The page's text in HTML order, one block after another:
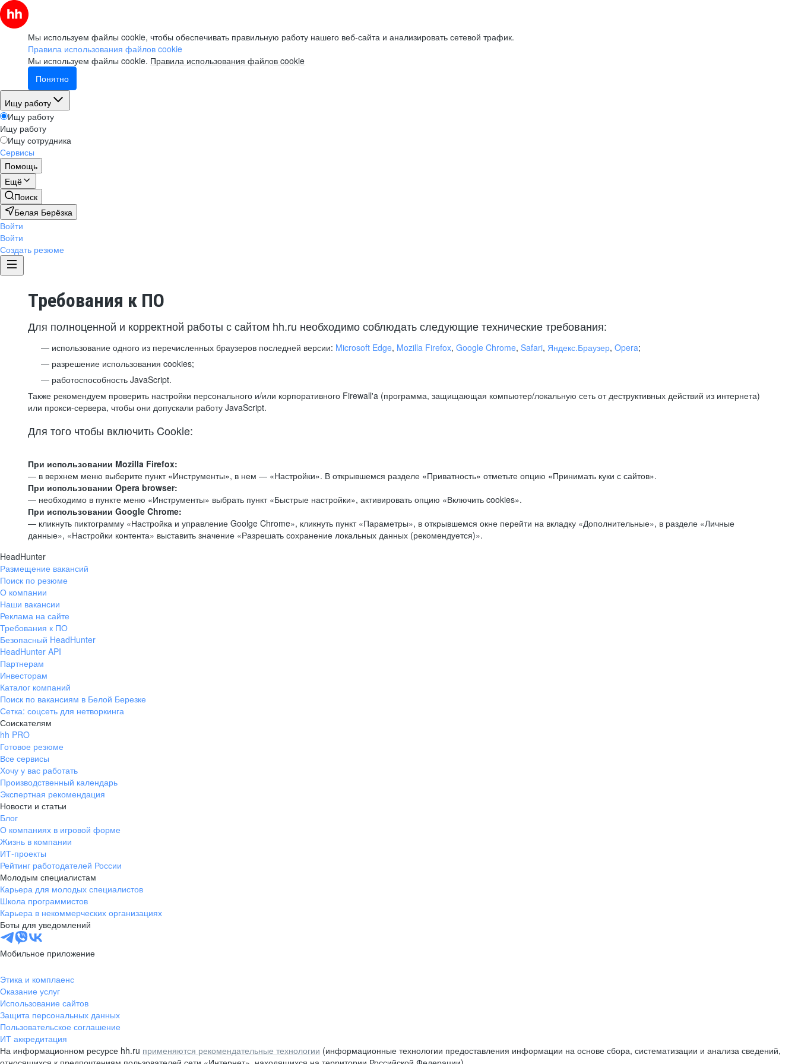
Мы используем файлы cookie, чтобы обеспечивать правильную работу нашего веб-сайта и анализировать сетевой трафик.
Правила использования файлов cookie
Мы используем файлы cookie. Правила использования файлов cookie
Понятно
Ищу работу
Ищу работу
Ищу работу
Ищу сотрудника
Сервисы
Помощь
Ещё
Поиск
Белая Берёзка
Войти
Войти
Создать резюме
Требования к ПО
Для полноценной и корректной работы с сайтом hh.ru необходимо соблюдать следующие технические требования:
использование одного из перечисленных браузеров последней версии: Microsoft Edge, Mozilla Firefox, Google Chrome, Safari, Яндекс.Браузер, Opera;
разрешение использования cookies;
работоспособность JavaScript.
Также рекомендуем проверить настройки персонального и/или корпоративного Firewall'a (программа, защищающая компьютер/локальную сеть от деструктивных действий из интернета)
или прокси-сервера, чтобы они допускали работу JavaScript.
Для того чтобы включить Cookie:
При использовании Mozilla Firefox:
— в верхнем меню выберите пункт «Инструменты», в нем — «Настройки». В открывшемся разделе «Приватность» отметьте опцию «Принимать куки с сайтов».
При использовании Opera browser:
— необходимо в пункте меню «Инструменты» выбрать пункт «Быстрые настройки», активировать опцию «Включить cookies».
При использовании Google Chrome:
— кликнуть пиктограмму «Настройка и управление Goolge Chrome», кликнуть пункт «Параметры», в открывшемся окне перейти на вкладку «Дополнительные», в разделе «Личные
данные», «Настройки контента» выставить значение «Разрешать сохранение локальных данных (рекомендуется)».
HeadHunter
Размещение вакансий
Поиск по резюме
О компании
Наши вакансии
Реклама на сайте
Требования к ПО
Безопасный HeadHunter
HeadHunter API
Партнерам
Инвесторам
Каталог компаний
Поиск по вакансиям в Белой Березке
Сетка: соцсеть для нетворкинга
Соискателям
hh PRO
Готовое резюме
Все сервисы
Хочу у вас работать
Производственный календарь
Экспертная рекомендация
Новости и статьи
Блог
О компаниях в игровой форме
Жизнь в компании
ИТ-проекты
Рейтинг работодателей России
Молодым специалистам
Карьера для молодых специалистов
Школа программистов
Карьера в некоммерческих организациях
Боты для уведомлений
Мобильное приложение
Этика и комплаенс
Оказание услуг
Использование сайтов
Защита персональных данных
Пользовательское соглашение
ИТ аккредитация
На информационном ресурсе hh.ru применяются рекомендательные технологии (информационные технологии предоставления информации на основе сбора, систематизации и анализа сведений,